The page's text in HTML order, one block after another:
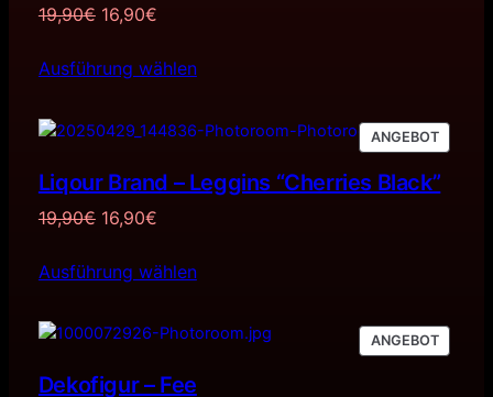
19,90€ Ursprünglicher
war:
16,90€Aktueller
ist:
Ausführung wählen
ANGEBOT
IM
Liqour Brand – Leggins “Cherries Black”
19,90€ Ursprünglicher
war:
16,90€Aktueller
ist:
Ausführung wählen
ANGEBOT
IM
Dekofigur – Fee